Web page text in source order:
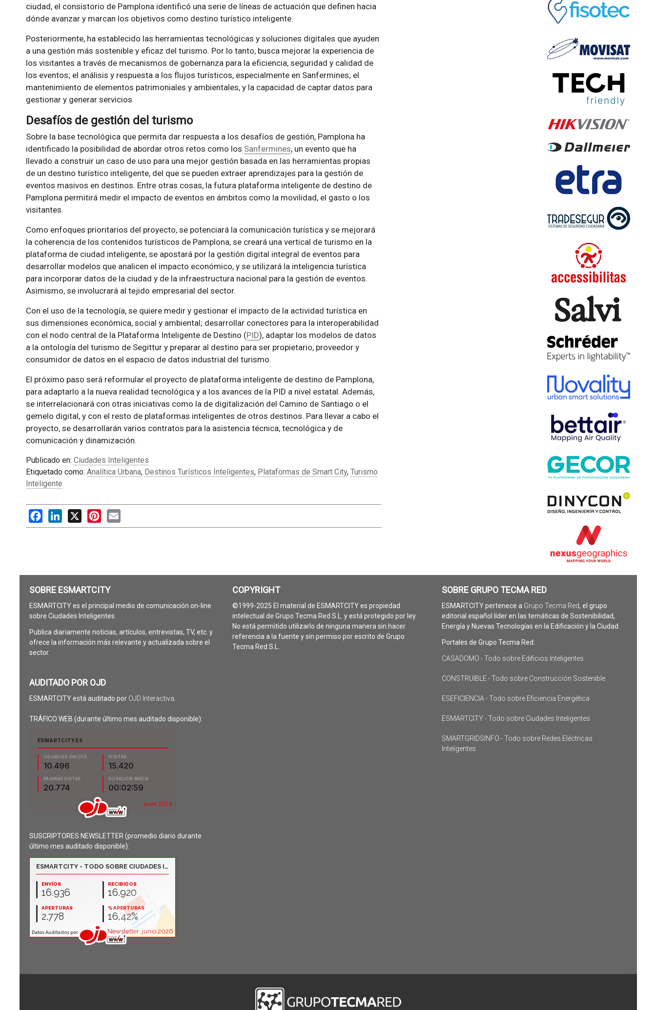
ciudad, el consistorio de Pamplona identificó una serie de líneas de actuación que definen hacia
dónde avanzar y marcan los objetivos como destino turístico inteligente.
Posteriormente, ha establecido las herramientas tecnológicas y soluciones digitales que ayuden
a una gestión más sostenible y eficaz del turismo. Por lo tanto, busca mejorar la experiencia de
los visitantes a través de mecanismos de gobernanza para la eficiencia, seguridad y calidad de
los eventos; el análisis y respuesta a los flujos turísticos, especialmente en Sanfermines; el
mantenimiento de elementos patrimoniales y ambientales, y la capacidad de captar datos para
gestionar y generar servicios.
Desafíos de gestión del turismo
Sobre la base tecnológica que permita dar respuesta a los desafíos de gestión, Pamplona ha
identificado la posibilidad de abordar otros retos como los Sanfermines, un evento que ha
llevado a construir un caso de uso para una mejor gestión basada en las herramientas propias
de un destino turístico inteligente, del que se pueden extraer aprendizajes para la gestión de
eventos masivos en destinos. Entre otras cosas, la futura plataforma inteligente de destino de
Pamplona permitirá medir el impacto de eventos en ámbitos como la movilidad, el gasto o los
visitantes.
Como enfoques prioritarios del proyecto, se potenciará la comunicación turística y se mejorará
la coherencia de los contenidos turísticos de Pamplona, se creará una vertical de turismo en la
plataforma de ciudad inteligente, se apostará por la gestión digital integral de eventos para
desarrollar modelos que analicen el impacto económico, y se utilizará la inteligencia turística
para incorporar datos de la ciudad y de la infraestructura nacional para la gestión de eventos.
Asimismo, se involucrará al tejido empresarial del sector.
Con el uso de la tecnología, se quiere medir y gestionar el impacto de la actividad turística en
sus dimensiones económica, social y ambiental; desarrollar conectores para la interoperabilidad
con el nodo central de la Plataforma Inteligente de Destino (PID), adaptar los modelos de datos
a la ontología del turismo de Segittur y preparar al destino para ser propietario, proveedor y
consumidor de datos en el espacio de datos industrial del turismo.
El próximo paso será reformular el proyecto de plataforma inteligente de destino de Pamplona,
para adaptarlo a la nueva realidad tecnológica y a los avances de la PID a nivel estatal. Además,
se interrelacionará con otras iniciativas como la de digitalización del Camino de Santiago o el
gemelo digital, y con el resto de plataformas inteligentes de otros destinos. Para llevar a cabo el
proyecto, se desarrollarán varios contratos para la asistencia técnica, tecnológica y de
comunicación y dinamización.
Publicado en: Ciudades Inteligentes
Etiquetado como: Analítica Urbana, Destinos Turísticos Inteligentes, Plataformas de Smart City, Turismo
Inteligente
FacebookLinkedIn
X PinterestEmail
SOBRE ESMARTCITY
ESMARTCITY es el principal medio de comunicación on-line
sobre Ciudades Inteligentes.
Publica diariamente noticias, artículos, entrevistas, TV, etc. y
ofrece la información más relevante y actualizada sobre el
sector.
AUDITADO POR OJD
ESMARTCITY está auditado por OJD Interactiva
TRÁFICO WEB (durante último mes auditado disponible):
SUSCRIPTORES NEWSLETTER (promedio diario durante
último mes auditado disponible):
COPYRIGHT
©1999-2025 El material de ESMARTCITY es propiedad
intelectual de Grupo Tecma Red S.L. y está protegido por ley.
No está permitido utilizarlo de ninguna manera sin hacer
referencia a la fuente y sin permiso por escrito de Grupo
Tecma Red S.L.
SOBRE GRUPO TECMA RED
ESMARTCITY pertenece a Grupo Tecma Red, el grupo
editorial español líder en las temáticas de Sostenibilidad,
Energía y Nuevas Tecnologías en la Edificación y la Ciudad.
Portales de Grupo Tecma Red:
CASADOMO - Todo sobre Edificios Inteligentes
CONSTRUIBLE - Todo sobre Construcción Sostenible
ESEFICIENCIA - Todo sobre Eficiencia Energética
ESMARTCITY - Todo sobre Ciudades Inteligentes
SMARTGRIDSINFO - Todo sobre Redes Eléctricas
Inteligentes